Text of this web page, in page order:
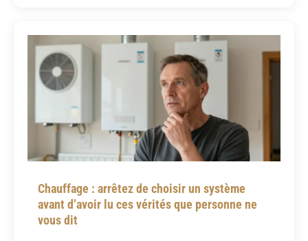
Chauffage : arrêtez de choisir un système
avant d’avoir lu ces vérités que personne ne
vous dit